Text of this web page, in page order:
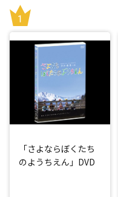
「さよならぼくたち
のようちえん」DVD